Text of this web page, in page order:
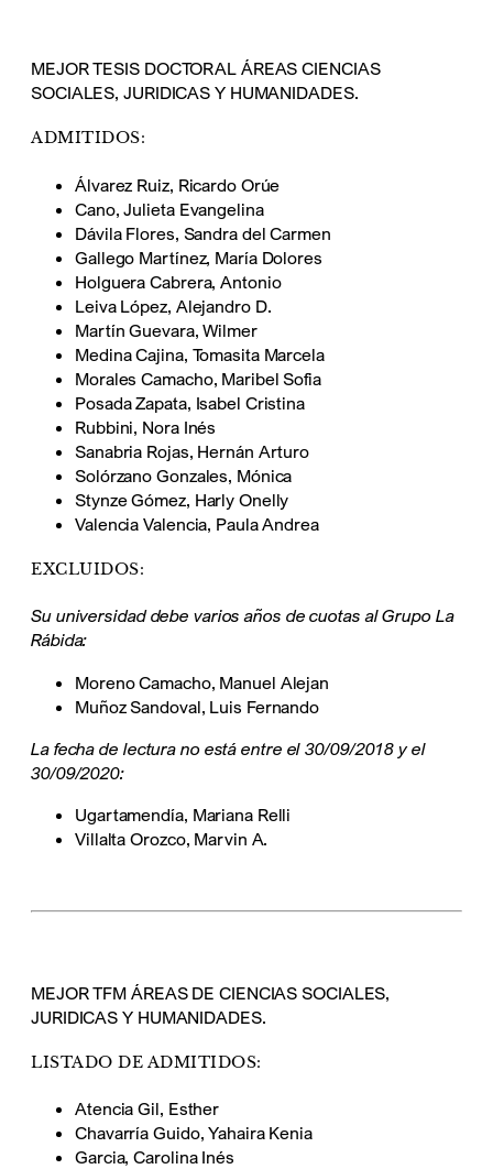
MEJOR TESIS DOCTORAL ÁREAS CIENCIAS
SOCIALES, JURIDICAS Y HUMANIDADES.
ADMITIDOS:
Álvarez Ruiz, Ricardo Orúe
Cano, Julieta Evangelina
Dávila Flores, Sandra del Carmen
Gallego Martínez, María Dolores
Holguera Cabrera, Antonio
Leiva López, Alejandro D.
Martín Guevara, Wilmer
Medina Cajina, Tomasita Marcela
Morales Camacho, Maribel Sofia
Posada Zapata, Isabel Cristina
Rubbini, Nora Inés
Sanabria Rojas, Hernán Arturo
Solórzano Gonzales, Mónica
Stynze Gómez, Harly Onelly
Valencia Valencia, Paula Andrea
EXCLUIDOS:
Su universidad debe varios años de cuotas al Grupo La
Rábida:
Moreno Camacho, Manuel Alejan
Muñoz Sandoval, Luis Fernando
La fecha de lectura no está entre el 30/09/2018 y el
30/09/2020:
Ugartamendía, Mariana Relli
Villalta Orozco, Marvin A.
MEJOR TFM ÁREAS DE CIENCIAS SOCIALES,
JURIDICAS Y HUMANIDADES.
LISTADO DE ADMITIDOS:
Atencia Gil, Esther
Chavarría Guido, Yahaira Kenia
Garcia, Carolina Inés